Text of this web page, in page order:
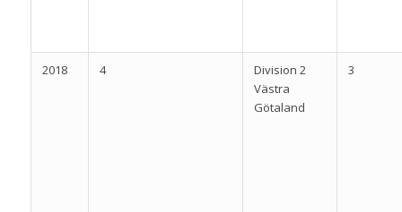
2018 4
Division 2
Västra
Götaland
3